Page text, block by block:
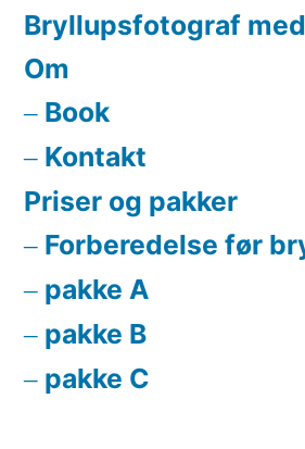
Bryllupsfotograf
Om
Book
Kontakt
Priser og pakker
Forberedelse før
pakke A
pakke B
pakke C